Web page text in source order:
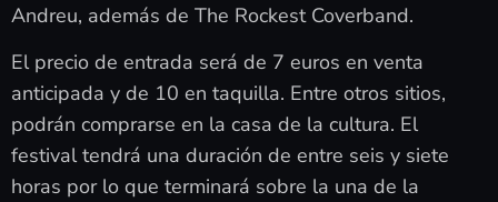
Andreu, además de The Rockest Coverband.
El precio de entrada será de 7 euros en venta
anticipada y de 10 en taquilla. Entre otros sitios,
podrán comprarse en la casa de la cultura. El
festival tendrá una duración de entre seis y siete
horas por lo que terminará sobre la una de la